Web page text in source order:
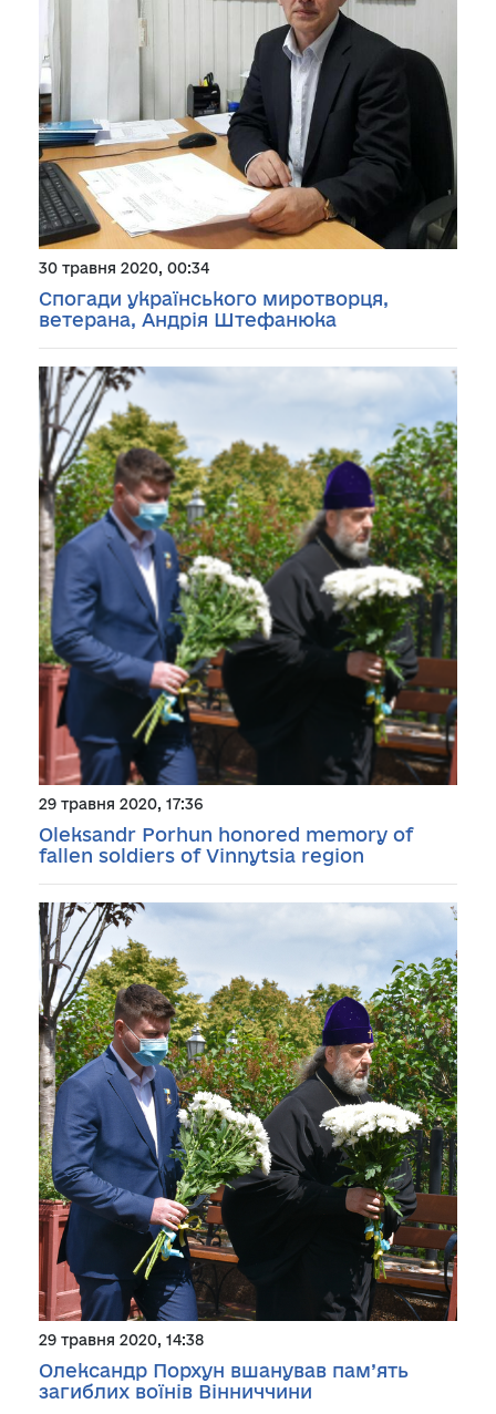
30 травня 2020, 00:34
Спогади українського миротворця,
ветерана, Андрія Штефанюка
29 травня 2020, 17:36
Oleksandr Porhun honored memory of
fallen soldiers of Vinnytsia region
29 травня 2020, 14:38
Олександр Порхун вшанував пам’ять
загиблих воїнів Вінниччини